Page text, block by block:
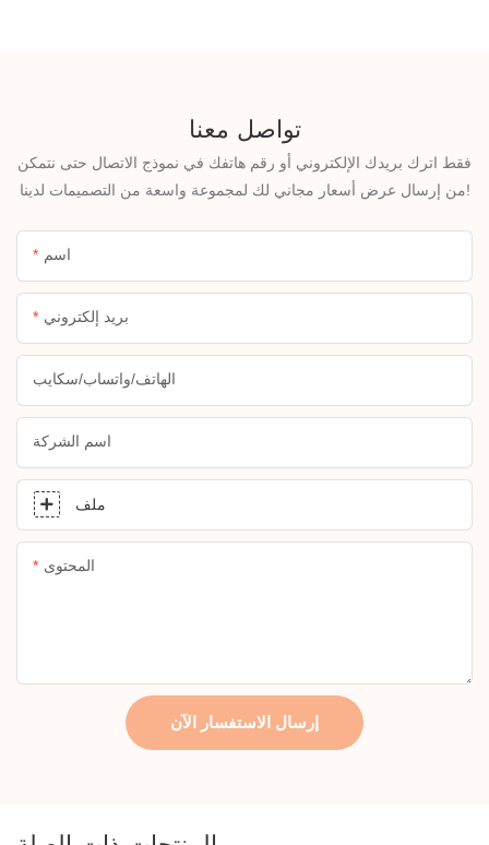
تواصل معنا
فقط اترك بريدك الإلكتروني أو رقم هاتفك في نموذج الاتصال حتى نتمكن
من إرسال عرض أسعار مجاني لك لمجموعة واسعة من التصميمات لدينا!
اسم
بريد إلكتروني
الهاتف/واتساب/سكايب
اسم الشركة
ملف
المحتوى
إرسال الاستفسار الآن